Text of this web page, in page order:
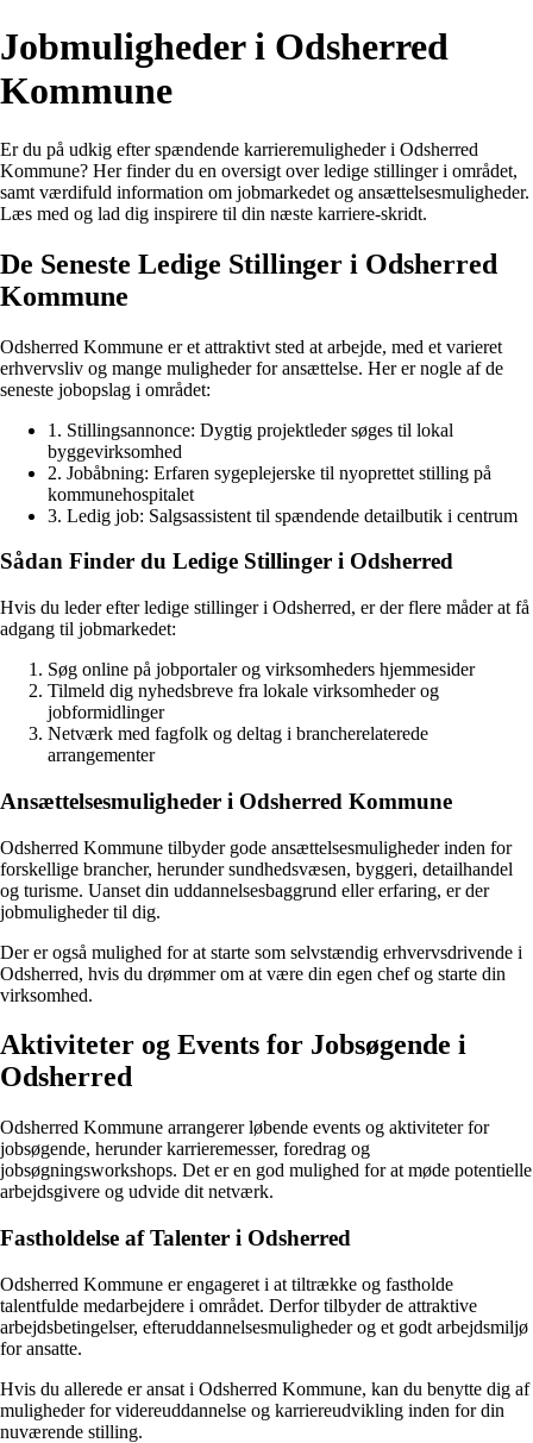
Jobmuligheder i Odsherred
Kommune
Er du på udkig efter spændende karrieremuligheder i Odsherred
Kommune? Her finder du en oversigt over ledige stillinger i området,
samt værdifuld information om jobmarkedet og ansættelsesmuligheder.
Læs med og lad dig inspirere til din næste karriere-skridt.
De Seneste Ledige Stillinger i Odsherred
Kommune
Odsherred Kommune er et attraktivt sted at arbejde, med et varieret
erhvervsliv og mange muligheder for ansættelse. Her er nogle af de
seneste jobopslag i området:
1. Stillingsannonce: Dygtig projektleder søges til lokal
byggevirksomhed
2. Jobåbning: Erfaren sygeplejerske til nyoprettet stilling på
kommunehospitalet
3. Ledig job: Salgsassistent til spændende detailbutik i centrum
Sådan Finder du Ledige Stillinger i Odsherred
Hvis du leder efter ledige stillinger i Odsherred, er der flere måder at få
adgang til jobmarkedet:
Søg online på jobportaler og virksomheders hjemmesider
Tilmeld dig nyhedsbreve fra lokale virksomheder og
jobformidlinger
Netværk med fagfolk og deltag i brancherelaterede
arrangementer
Ansættelsesmuligheder i Odsherred Kommune
Odsherred Kommune tilbyder gode ansættelsesmuligheder inden for
forskellige brancher, herunder sundhedsvæsen, byggeri, detailhandel
og turisme. Uanset din uddannelsesbaggrund eller erfaring, er der
jobmuligheder til dig.
Der er også mulighed for at starte som selvstændig erhvervsdrivende i
Odsherred, hvis du drømmer om at være din egen chef og starte din
virksomhed.
Aktiviteter og Events for Jobsøgende i
Odsherred
Odsherred Kommune arrangerer løbende events og aktiviteter for
jobsøgende, herunder karrieremesser, foredrag og
jobsøgningsworkshops. Det er en god mulighed for at møde potentielle
arbejdsgivere og udvide dit netværk.
Fastholdelse af Talenter i Odsherred
Odsherred Kommune er engageret i at tiltrække og fastholde
talentfulde medarbejdere i området. Derfor tilbyder de attraktive
arbejdsbetingelser, efteruddannelsesmuligheder og et godt arbejdsmiljø
for ansatte.
Hvis du allerede er ansat i Odsherred Kommune, kan du benytte dig af
muligheder for videreuddannelse og karriereudvikling inden for din
nuværende stilling.